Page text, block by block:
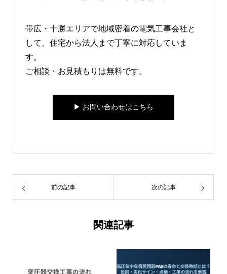
帯広・十勝エリアで地域密着の電気工事会社と
して、住宅から法人まで丁寧に対応していま
す。
ご相談・お見積もりは無料です。
▶︎ お問い合わせはこちら
前の記事 次の記事
関連記事